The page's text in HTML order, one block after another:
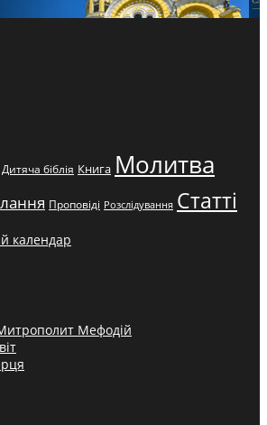
Дитяча біблія Книга Молитва
Проповіді Розслідування Статті
календар
Мефодій